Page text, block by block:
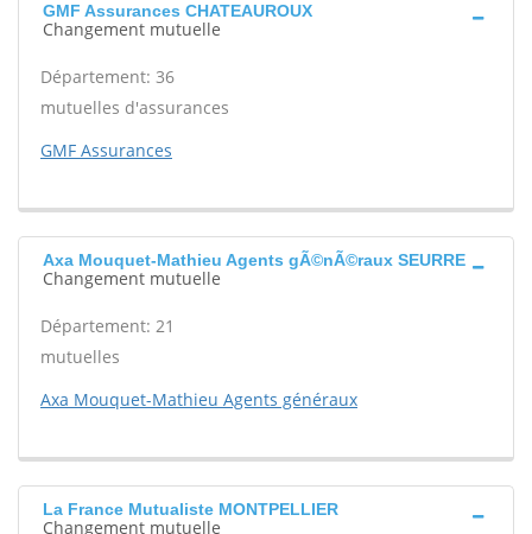
GMF Assurances CHATEAUROUX
Changement mutuelle
Département: 36
mutuelles d'assurances
GMF Assurances
Axa Mouquet-Mathieu Agents gÃ©nÃ©raux SEURRE
Changement mutuelle
Département: 21
mutuelles
Axa Mouquet-Mathieu Agents généraux
La France Mutualiste MONTPELLIER
Changement mutuelle